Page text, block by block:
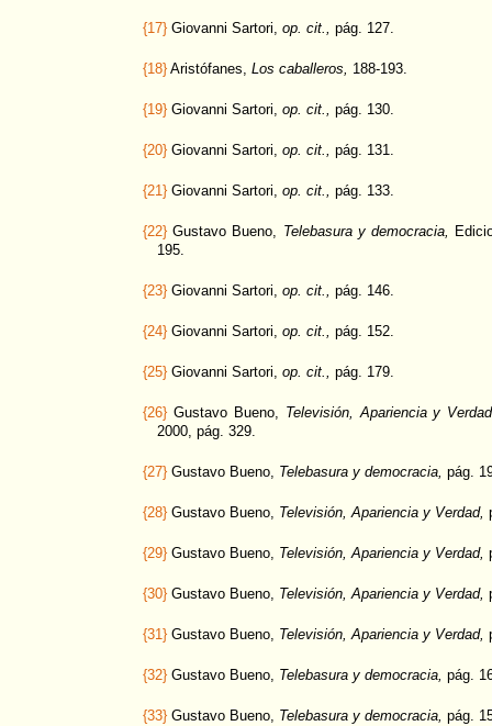
{17} Giovanni Sartori, op. cit., pág. 127.
{18} Aristófanes, Los caballeros, 188-193.
{19} Giovanni Sartori, op. cit., pág. 130.
{20} Giovanni Sartori, op. cit., pág. 131.
{21} Giovanni Sartori, op. cit., pág. 133.
{22} Gustavo Bueno, Telebasura y democracia,
195.
{23} Giovanni Sartori, op. cit., pág. 146.
{24} Giovanni Sartori, op. cit., pág. 152.
{25} Giovanni Sartori, op. cit., pág. 179.
{26} Gustavo Bueno, Televisión, Apariencia y
2000, pág. 329.
{27} Gustavo Bueno, Telebasura y democracia, pág.
{28} Gustavo Bueno, Televisión, Apariencia y Verdad,
{29} Gustavo Bueno, Televisión, Apariencia y Verdad,
{30} Gustavo Bueno, Televisión, Apariencia y Verdad,
{31} Gustavo Bueno, Televisión, Apariencia y Verdad,
{32} Gustavo Bueno, Telebasura y democracia, pág.
{33} Gustavo Bueno, Telebasura y democracia, pág.